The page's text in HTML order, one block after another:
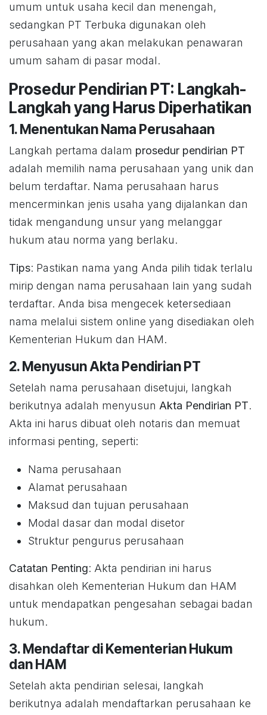
umum untuk usaha kecil dan menengah,
sedangkan PT Terbuka digunakan oleh
perusahaan yang akan melakukan penawaran
umum saham di pasar modal.
Prosedur Pendirian PT: Langkah-
Langkah yang Harus Diperhatikan
1. Menentukan Nama Perusahaan
Langkah pertama dalam prosedur pendirian PT
adalah memilih nama perusahaan yang unik dan
belum terdaftar. Nama perusahaan harus
mencerminkan jenis usaha yang dijalankan dan
tidak mengandung unsur yang melanggar
hukum atau norma yang berlaku.
Tips: Pastikan nama yang Anda pilih tidak terlalu
mirip dengan nama perusahaan lain yang sudah
terdaftar. Anda bisa mengecek ketersediaan
nama melalui sistem online yang disediakan oleh
Kementerian Hukum dan HAM.
2. Menyusun Akta Pendirian PT
Setelah nama perusahaan disetujui, langkah
berikutnya adalah menyusun Akta Pendirian PT.
Akta ini harus dibuat oleh notaris dan memuat
informasi penting, seperti:
Nama perusahaan
Alamat perusahaan
Maksud dan tujuan perusahaan
Modal dasar dan modal disetor
Struktur pengurus perusahaan
Catatan Penting: Akta pendirian ini harus
disahkan oleh Kementerian Hukum dan HAM
untuk mendapatkan pengesahan sebagai badan
hukum.
3. Mendaftar di Kementerian Hukum
dan HAM
Setelah akta pendirian selesai, langkah
berikutnya adalah mendaftarkan perusahaan ke